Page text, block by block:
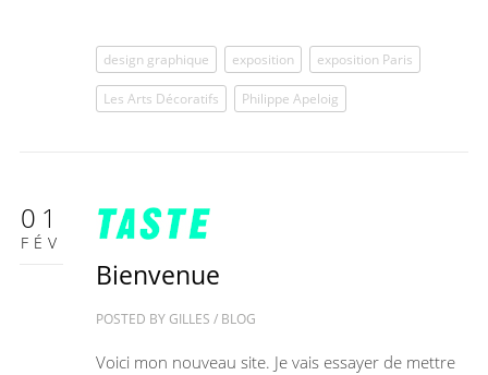
design graphique exposition exposition Paris
Les Arts Décoratifs Philippe Apeloig
01
FÉV
Bienvenue
POSTED BY GILLES / BLOG
Voici mon nouveau site. Je vais essayer de mettre